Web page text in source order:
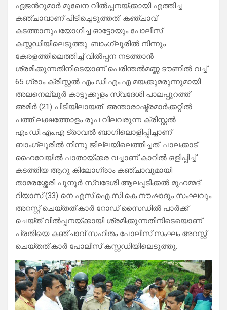
ഏജന്‍റുമാര്‍ മുഖേന വില്‍പ്പനയ്ക്കായി എത്തിച്ച
കഞ്ചാവാണ് പിടിച്ചെടുത്തത്. കഞ്ചാവ്
കടത്താനുപയോഗിച്ച ഓട്ടോയും പോലീസ്
കസ്റ്റഡിയിലെടുത്തു. ബാംഗ്ലൂരില്‍ നിന്നും
കേരളത്തിലെത്തിച്ച് വില്‍പ്പന നടത്താന്‍
ശ്രമിക്കുന്നതിനിടെയാണ് പെരിന്തല്‍മണ്ണ ടൗണില്‍ വച്ച്
65 ഗ്രാം ക്രിസ്റ്റല്‍ എം.ഡി.എം.എ മയക്കുമരുന്നുമായി
അലനെല്ലൂര്‍ കാട്ടുക്കുളം സ്വദേശി പാലപ്പുറത്ത്
അമീര്‍ (21) പിടിയിലായത്. അന്താരാഷ്ട്രമാര്‍ക്കറ്റില്‍
പത്ത് ലക്ഷത്തോളം രൂപ വിലവരുന്ന ക്രിസ്റ്റല്‍
എം.ഡി.എം.എ ട്രാവല്‍ ബാഗിലൊളിപ്പിച്ചാണ്
ബാംഗ്ലൂരില്‍ നിന്നു ജില്ലയിലെത്തിച്ചത്. പാലക്കാട്
ഹൈവേയില്‍ പാതായ്ക്കര വച്ചാണ് കാറില്‍ ഒളിപ്പിച്ച്
കടത്തിയ ആറു കിലോഗ്രാം കഞ്ചാവുമായി
താമരശ്ശേരി പൂനൂര്‍ സ്വദേശി ആലപ്പടിക്കല്‍ മുഹമ്മദ്
റിയാസ് (33) നെ എസ്.ഐ.സി.കെ.നൗഷാദും സംഘവും
അറസ്റ്റ് ചെയ്തത്.കാര്‍ റോഡ് സൈഡില്‍ പാര്‍ക്ക്
ചെയ്ത് വില്‍പ്പനയ്ക്കായി ശ്രമിക്കുന്നതിനിടെയൊണ്
പ്രതിയെ കഞ്ചാവ് സഹിതം പോലീസ് സംഘം അറസ്റ്റ്
ചെയ്തത്.കാര്‍ പോലീസ് കസ്റ്റഡിയിലെടുത്തു.